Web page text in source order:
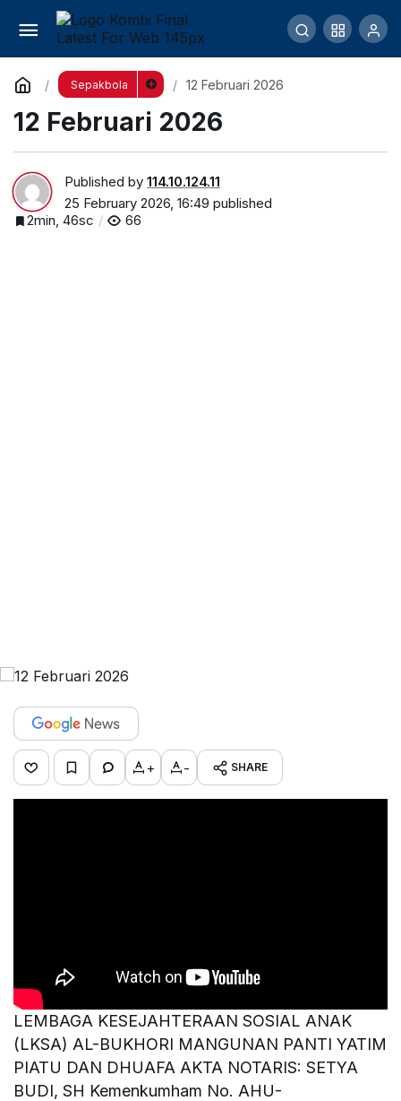
Sepakbola 12 Februari 2026
12 Februari 2026
Published by 114.10.124.11
25 February 2026, 16:49 published
2min, 46sc
66
+ - SHARE
LEMBAGA KESEJAHTERAAN SOSIAL ANAK
(LKSA) AL-BUKHORI MANGUNAN PANTI YATIM
PIATU DAN DHUAFA AKTA NOTARIS: SETYA
BUDI, SH Kemenkumham No. AHU-
12 Februari 2026 Comment